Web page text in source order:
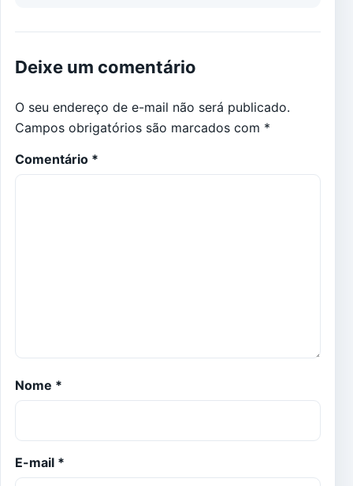
Deixe um comentário
O seu endereço de e-mail não será publicado.
Campos obrigatórios são marcados com *
Comentário *
Nome *
E-mail *